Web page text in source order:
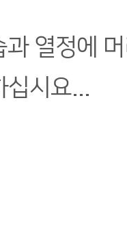
열정에
십시요...